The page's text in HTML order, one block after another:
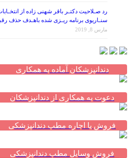
رد صـلاحیت دکتـر باقر شهنی زاده از
سنـاریوی برنامه ریـزی شده باهـدف حذف
مارس 8, 2019
دندانپزشکان آماده به همکاری
دعوت به همکاری از دندانپزشکان
فروش یا اجاره مطب دندانپزشکی
فروش وسایل مطب دندانپزشکی